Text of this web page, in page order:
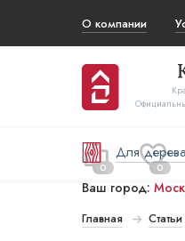
О компании
0 0
Ваш город:
Для дерева
Главная Статьи